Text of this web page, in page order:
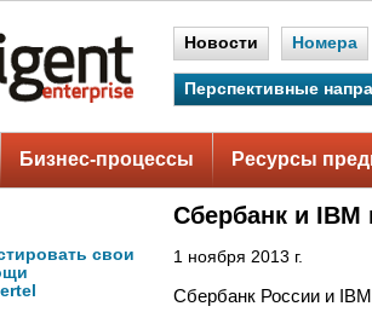
Новости Номера
Перспективные
Бизнес-процессы Ресурсы
свои
Сбербанк и IBM
1 ноября 2013 г.
Сбербанк России и